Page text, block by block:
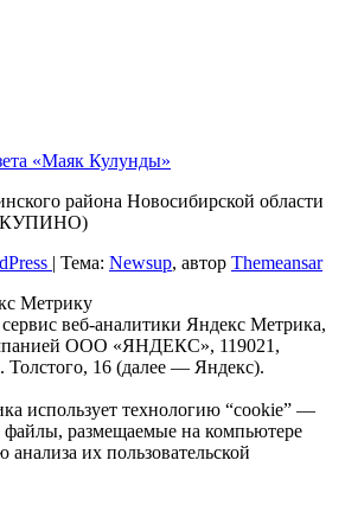
«Маяк Кулунды»
района Новосибирской области
Тема: Newsup, автор Themeansar
Метрику
сервис веб-аналитики Яндекс Метрика,
ООО «ЯНДЕКС», 119021,
Толстого, 16 (далее — Яндекс).
использует технологию “cookie” —
файлы, размещаемые на компьютере
анализа их пользовательской